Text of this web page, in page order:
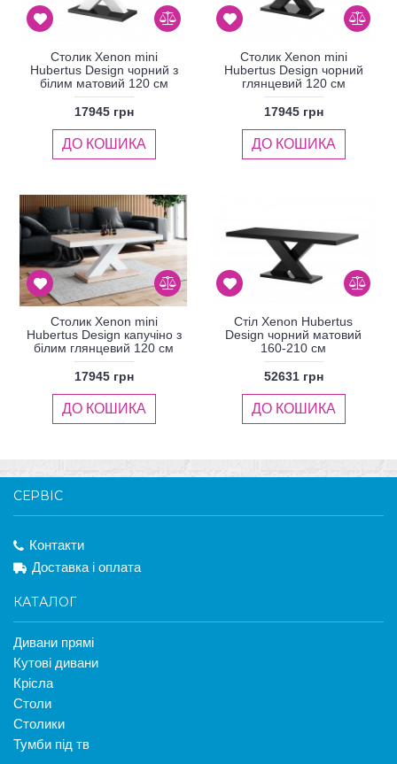
Столик Xenon mini
Hubertus Design чорний з
білим матовий 120 см
17945 грн
ДО КОШИКА
Столик Xenon mini
Hubertus Design чорний
глянцевий 120 см
17945 грн
ДО КОШИКА
Столик Xenon mini
Hubertus Design капучіно з
білим глянцевий 120 см
17945 грн
ДО КОШИКА
Стіл Xenon Hubertus
Design чорний матовий
160-210 см
52631 грн
ДО КОШИКА
СЕРВІС
Контакти
Доставка і оплата
КАТАЛОГ
Дивани прямі
Кутові дивани
Крісла
Столи
Столики
Тумби під тв